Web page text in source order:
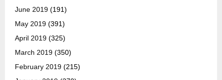
June 2019 (191)
May 2019 (391)
April 2019 (325)
March 2019 (350)
February 2019 (215)